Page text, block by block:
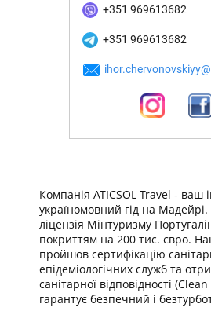
+351 969613682
+351 969613682
Компанія ATICSOL Travel - ваш
україномовний гід на
ліцензія Мінтуризму
покриттям на 200 тис. євро.
пройшов сертифікацію
епідеміологічних служб та
санітарної відповідності
гарантує безпечний і